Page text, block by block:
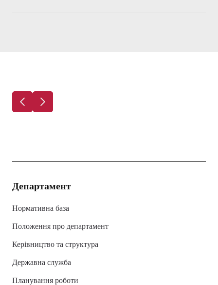
Департамент
Нормативна база
Положення про департамент
Керівництво та структура
Державна служба
Планування роботи